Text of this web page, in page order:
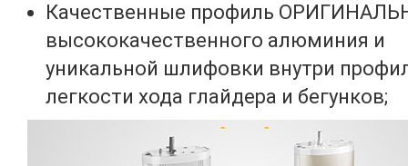
Качественные профиль
высококачественного алюминия и
уникальной шлифовки внутри
легкости хода глайдера и бегунков;